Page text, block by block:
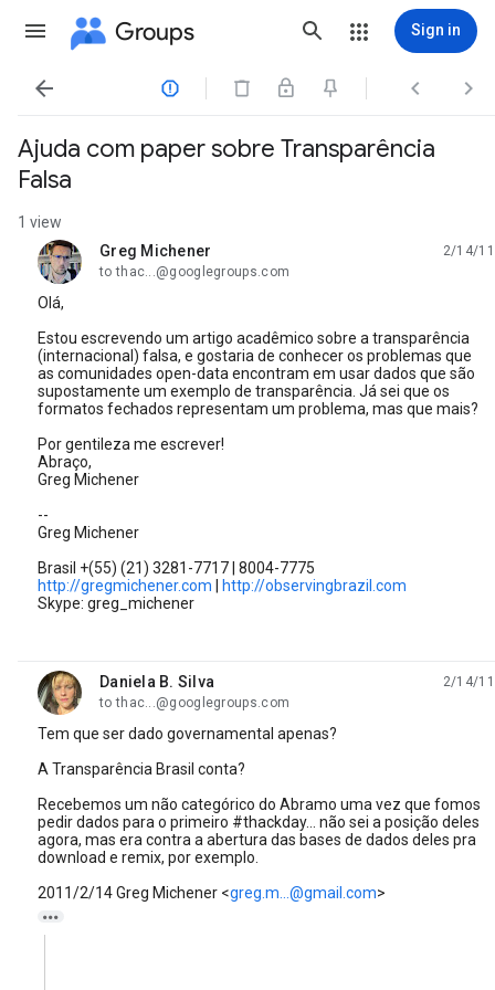
Groups Sign in
   
Ajuda com paper sobre Transparência
Falsa
1 view
Greg Michener
unread,
2/14/11
to thac...@googlegroups.com
Olá,
Estou escrevendo um artigo acadêmico sobre a transparência
(internacional) falsa, e gostaria de conhecer os problemas que
as comunidades open-data encontram em usar dados que são
supostamente um exemplo de transparência. Já sei que os
formatos fechados representam um problema, mas que mais?
Por gentileza me escrever!
Abraço,
Greg Michener
--
Greg Michener
Brasil +(55) (21) 3281-7717 | 8004-7775
http://gregmichener.com
http://observingbrazil.com
Skype: greg_michener
Daniela B. Silva
unread,
2/14/11
to thac...@googlegroups.com
Tem que ser dado governamental apenas?
A Transparência Brasil conta?
Recebemos um não categórico do Abramo uma vez que fomos
pedir dados para o primeiro #thackday... não sei a posição deles
agora, mas era contra a abertura das bases de dados deles pra
download e remix, por exemplo.
2011/2/14 Greg Michener <greg.m...@gmail.com>
